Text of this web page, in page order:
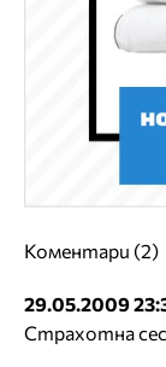
Коментари (2)
29.05.2009
Страхотна